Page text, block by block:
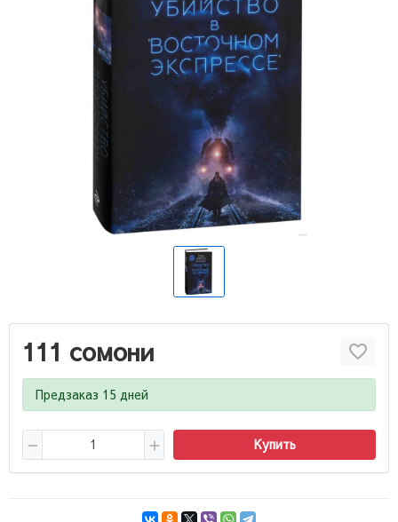
111 сомони
Предзаказ 15 дней
Купить